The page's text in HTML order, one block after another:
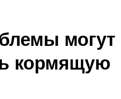
могут
кормящую